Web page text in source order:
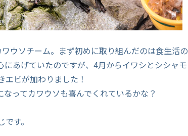
ウソチーム。まず初めに取り組んだのは食生活の
にあげていたのですが、4月からイワシとシシャ
エビが加わりました！
ってカワウソも喜んでくれているかな？
す。